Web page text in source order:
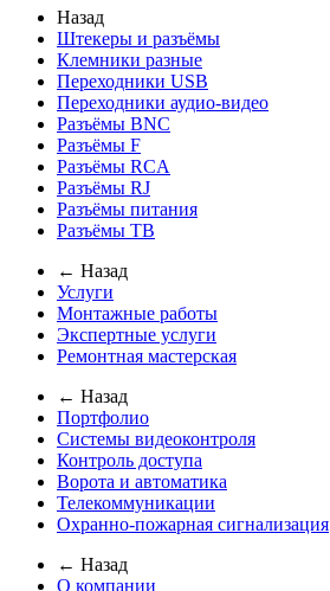
Назад
Штекеры и разъёмы
Клемники разные
Переходники USB
Переходники аудио-видео
Разъёмы BNC
Разъёмы F
Разъёмы RCA
Разъёмы RJ
Разъёмы питания
Разъёмы ТВ
← Назад
Услуги
Монтажные работы
Экспертные услуги
Ремонтная мастерская
← Назад
Портфолио
Системы видеоконтроля
Контроль доступа
Ворота и автоматика
Телекоммуникации
Охранно-пожарная сигнализация
← Назад
О компании